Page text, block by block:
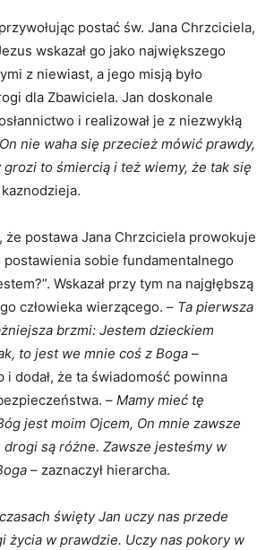
postać św. Jana Chrzciciela,
wskazał go jako największego
z niewiast, a jego misją było
dla Zbawiciela. Jan doskonale
i realizował je z niezwykłą
On nie waha się przecież mówić prawdy,
to śmiercią i też wiemy, że tak się
że postawa Jana Chrzciciela prowokuje
postawienia sobie fundamentalnego
Wskazał przy tym na najgłębszą
człowieka wierzącego. – Ta pierwsza
brzmi: Jestem dzieckiem
to jest we mnie coś z Boga –
i dodał, że ta świadomość powinna
– Mamy mieć tę
jest moim Ojcem, On mnie zawsze
są różne. Zawsze jesteśmy w
– zaznaczył hierarcha.
święty Jan uczy nas przede
życia w prawdzie. Uczy nas pokory w